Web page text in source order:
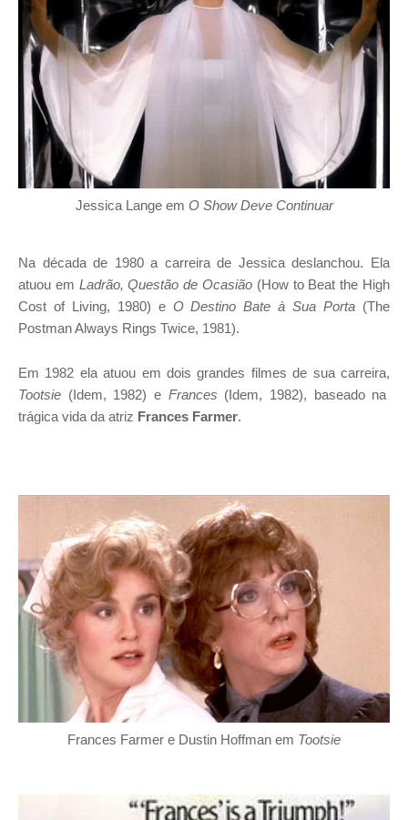
Jessica Lange em O Show Deve Continuar
Na década de 1980 a carreira de Jessica deslanchou. Ela
atuou em Ladrão, Questão de Ocasião (How to Beat the High
Cost of Living, 1980) e O Destino Bate à Sua Porta (The
Postman Always Rings Twice, 1981).
Em 1982 ela atuou em dois grandes filmes de sua carreira,
Tootsie (Idem, 1982) e Frances (Idem, 1982), baseado na
trágica vida da atriz Frances Farmer.
Frances Farmer e Dustin Hoffman em Tootsie